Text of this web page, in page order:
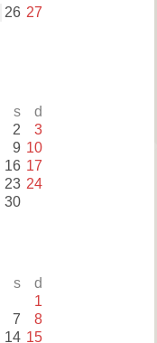
26 27
s d
2 3
9 10
16 17
23 24
30
s d
1
7 8
14 15